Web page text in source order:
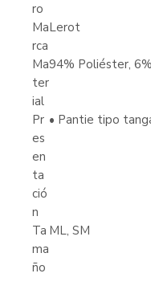
ro
Ma
rca
Lerot
Ma
ter
ial
94% Poliéster,
Pr
es
en
ta
ció
n
• Pantie tipo
Ta
ma
ño
ML, SM